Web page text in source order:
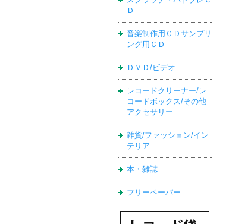
Ｄ
音楽制作用ＣＤサンプリ
ング用ＣＤ
ＤＶＤ/ビデオ
レコードクリーナー/レ
コードボックス/その他
アクセサリー
雑貨/ファッション/イン
テリア
本・雑誌
フリーペーパー